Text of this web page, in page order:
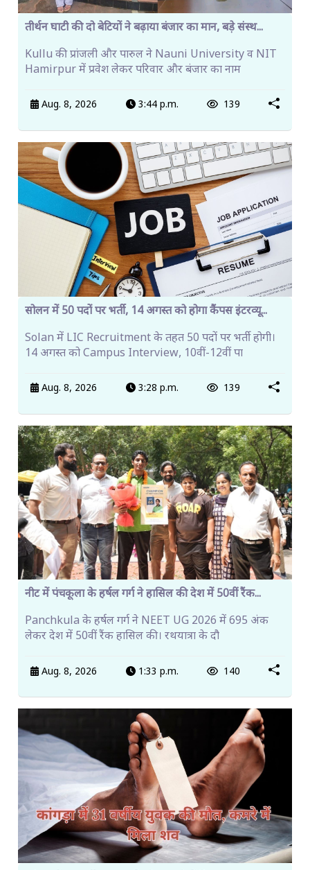
तीर्थन घाटी की दो बेटियों ने बढ़ाया बंजार का मान, बड़े संस्थ...
Kullu की प्रांजली और पारुल ने Nauni University व NIT
Hamirpur में प्रवेश लेकर परिवार और बंजार का नाम
Aug. 8, 2026 3:44 p.m. 139
सोलन में 50 पदों पर भर्ती, 14 अगस्त को होगा कैंपस इंटरव्यू...
Solan में LIC Recruitment के तहत 50 पदों पर भर्ती होगी।
14 अगस्त को Campus Interview, 10वीं-12वीं पा
Aug. 8, 2026 3:28 p.m. 139
नीट में पंचकूला के हर्षल गर्ग ने हासिल की देश में 50वीं रैंक...
Panchkula के हर्षल गर्ग ने NEET UG 2026 में 695 अंक
लेकर देश में 50वीं रैंक हासिल की। रथयात्रा के दौ
Aug. 8, 2026 1:33 p.m. 140